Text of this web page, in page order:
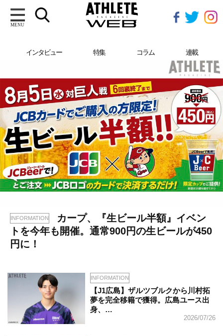
MENU
インタビュー 特集 コラム 連載
INFORMATION
カープ、『生ビール半額』イベン
トを今年も開催。通常900円の生ビールが450
円に！
INFORMATION
【J1広島】ザルツブルクから川村拓
夢を完全移籍で獲得。広島ユース出
身、…
2026/07/26